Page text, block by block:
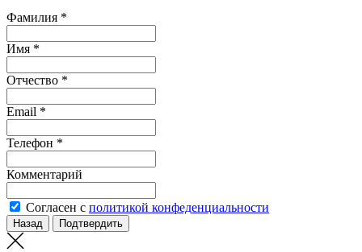
Фамилия *
Имя *
Отчество *
Email *
Телефон *
Комментарий
Согласен с политикой конфеденциальности
Назад Подтвердить